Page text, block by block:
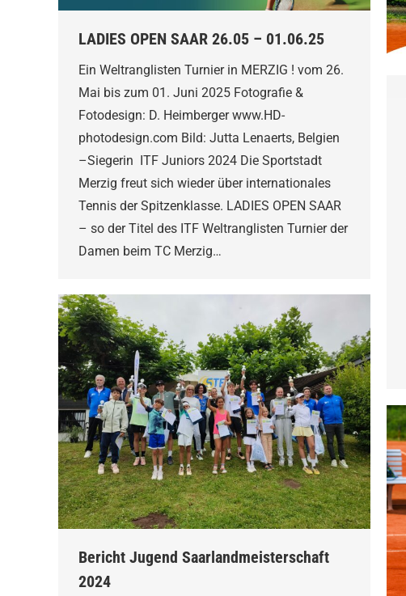
LADIES OPEN SAAR 26.05 – 01.06.25
Ein Weltranglisten Turnier in MERZIG ! vom 26.
Mai bis zum 01. Juni 2025 Fotografie &
Fotodesign: D. Heimberger www.HD-
photodesign.com Bild: Jutta Lenaerts, Belgien
–Siegerin ITF Juniors 2024 Die Sportstadt
Merzig freut sich wieder über internationales
Tennis der Spitzenklasse. LADIES OPEN SAAR
– so der Titel des ITF Weltranglisten Turnier der
Damen beim TC Merzig…
Bericht Jugend Saarlandmeisterschaft
2024